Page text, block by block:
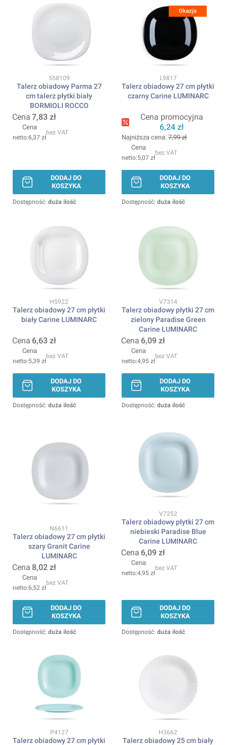
Kod produktu
558109
Talerz obiadowy Parma 27
cm talerz płytki biały
BORMIOLI ROCCO
Cena 7,83 zł
Cena
6,37 zł
bez VAT
DODAJ DO
KOSZYKA
Dostępność: duża ilość
Okazja
Kod produktu
L9817
Talerz obiadowy 27 cm płytki
czarny Carine LUMINARC
Cena promocyjna
6,24 zł
Najniższa cena: 7,99 zł
Cena
5,07 zł
bez VAT
DODAJ DO
KOSZYKA
Dostępność: duża ilość
Kod produktu
H5922
Talerz obiadowy 27 cm płytki
biały Carine LUMINARC
Cena 6,63 zł
Cena
5,39 zł
bez VAT
DODAJ DO
KOSZYKA
Dostępność: duża ilość
Kod produktu
V7314
Talerz obiadowy płytki 27 cm
zielony Paradise Green
Carine LUMINARC
Cena 6,09 zł
Cena
4,95 zł
bez VAT
DODAJ DO
KOSZYKA
Dostępność: duża ilość
Kod produktu
N6611
Talerz obiadowy 27 cm płytki
szary Granit Carine
LUMINARC
Cena 8,02 zł
Cena
6,52 zł
bez VAT
DODAJ DO
KOSZYKA
Dostępność: duża ilość
Kod produktu
V7252
Talerz obiadowy płytki 27 cm
niebieski Paradise Blue
Carine LUMINARC
Cena 6,09 zł
Cena
4,95 zł
bez VAT
DODAJ DO
KOSZYKA
Dostępność: duża ilość
Kod produktu
P4127
Talerz obiadowy 27 cm płytki
Kod produktu
H3662
Talerz obiadowy 25 cm biały